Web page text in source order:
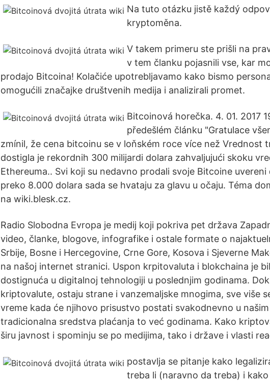
Na tuto otázku jistě každý
kryptoměna.
V takem primeru ste prišli na
v tem članku pojasnili vse, kar
prodajo Bitcoina! Kolačiće upotrebljavamo kako bismo
omogućili značajke društvenih medija i analizirali promet.
Bitcoinová horečka. 4. 01. 2017
předešlém článku "Gratulace
zmínil, že cena bitcoinu se v loňském roce více než Vrednost
dostigla je rekordnih 300 milijardi dolara zahvaljujući skoku
Ethereuma.. Svi koji su nedavno prodali svoje Bitcoine
preko 8.000 dolara sada se hvataju za glavu u očaju. Téma
na wiki.blesk.cz.
Radio Slobodna Evropa je medij koji pokriva pet država
video, članke, blogove, infografike i ostale formate o
Srbije, Bosne i Hercegovine, Crne Gore, Kosova i Sjeverne
na našoj internet stranici. Uspon krpitovaluta i blokchaina je
dostignuća u digitalnoj tehnologiji u poslednjim godinama.
kriptovalute, ostaju strane i vanzemaljske mnogima, sve više
vreme kada će njihovo prisustvo postati svakodnevno u
tradicionalna sredstva plaćanja to već godinama. Kako
širu javnost i spominju se po medijima, tako i države i vlasti
postavlja se pitanje kako
treba li (naravno da treba) i